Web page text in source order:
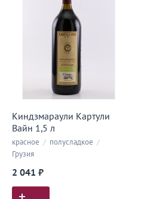
Киндзмараули Картули
Вайн 1,5 л
красное / полусладкое /
Грузия
2 041 ₽